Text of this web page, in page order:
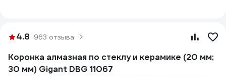
4.8 963 отзыва
Коронка алмазная по стеклу и керамике (20 мм;
30 мм) Gigant DBG 11067